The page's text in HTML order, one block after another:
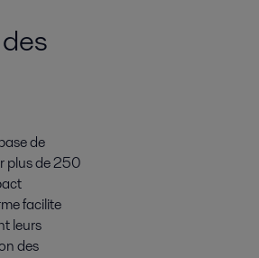
de
plus de 250
facilite
leurs
des